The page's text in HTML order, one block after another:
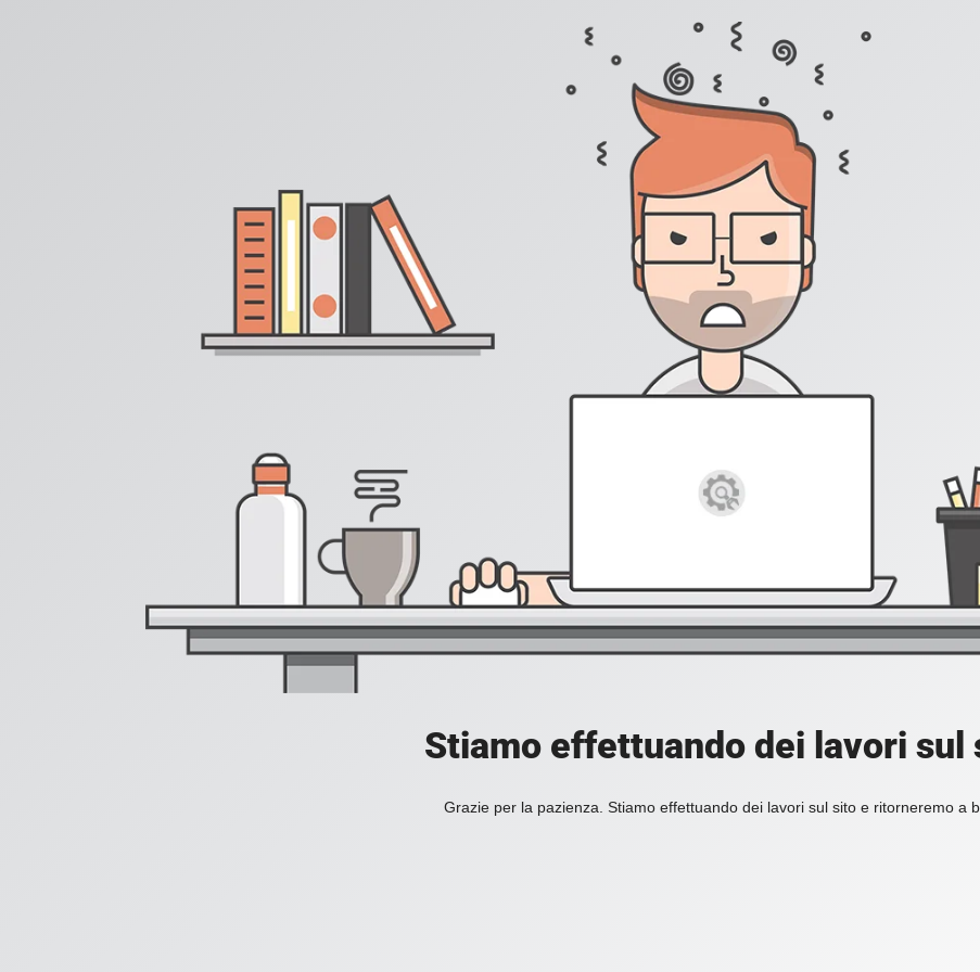
Stiamo effettuando dei lavori sul
Grazie per la pazienza. Stiamo effettuando dei lavori sul sito e ritorneremo a